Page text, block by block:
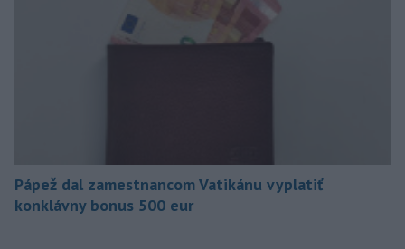
Pápež dal zamestnancom Vatikánu vyplatiť
konklávny bonus 500 eur